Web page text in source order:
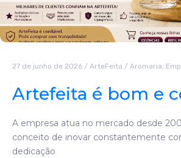
27 de junho de 2026 / ArteFeita / Aromaria,
Artefeita é bom e
A empresa atua no mercado desde
conceito de inovar constantemente
dedicação